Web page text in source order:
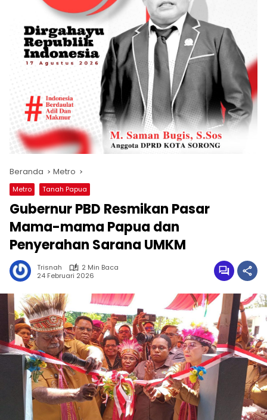
Beranda Metro
Metro Tanah Papua
Gubernur PBD Resmikan Pasar
Mama-mama Papua dan
Penyerahan Sarana UMKM
Trisnah
2 Min Baca
24 Februari 2026